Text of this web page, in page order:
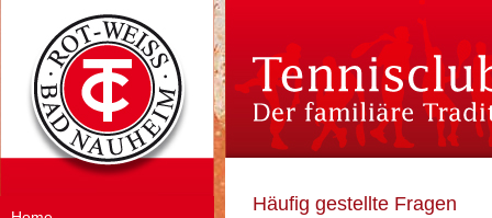
Häufig gestellte Fragen